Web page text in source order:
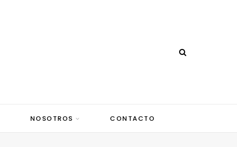
NOSOTROS CONTACTO